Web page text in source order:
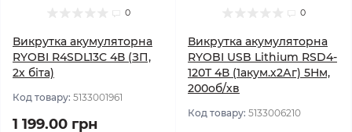
0
Викрутка акумуляторна
RYOBI R4SDL13C 4В (ЗП,
2х біта)
Код товару: 5133001961
1 199.00 грн
0
Викрутка акумуляторна
RYOBI USB Lithium RSD4-
120T 4В (1акум.х2Аг) 5Нм,
200об/хв
Код товару: 5133006210